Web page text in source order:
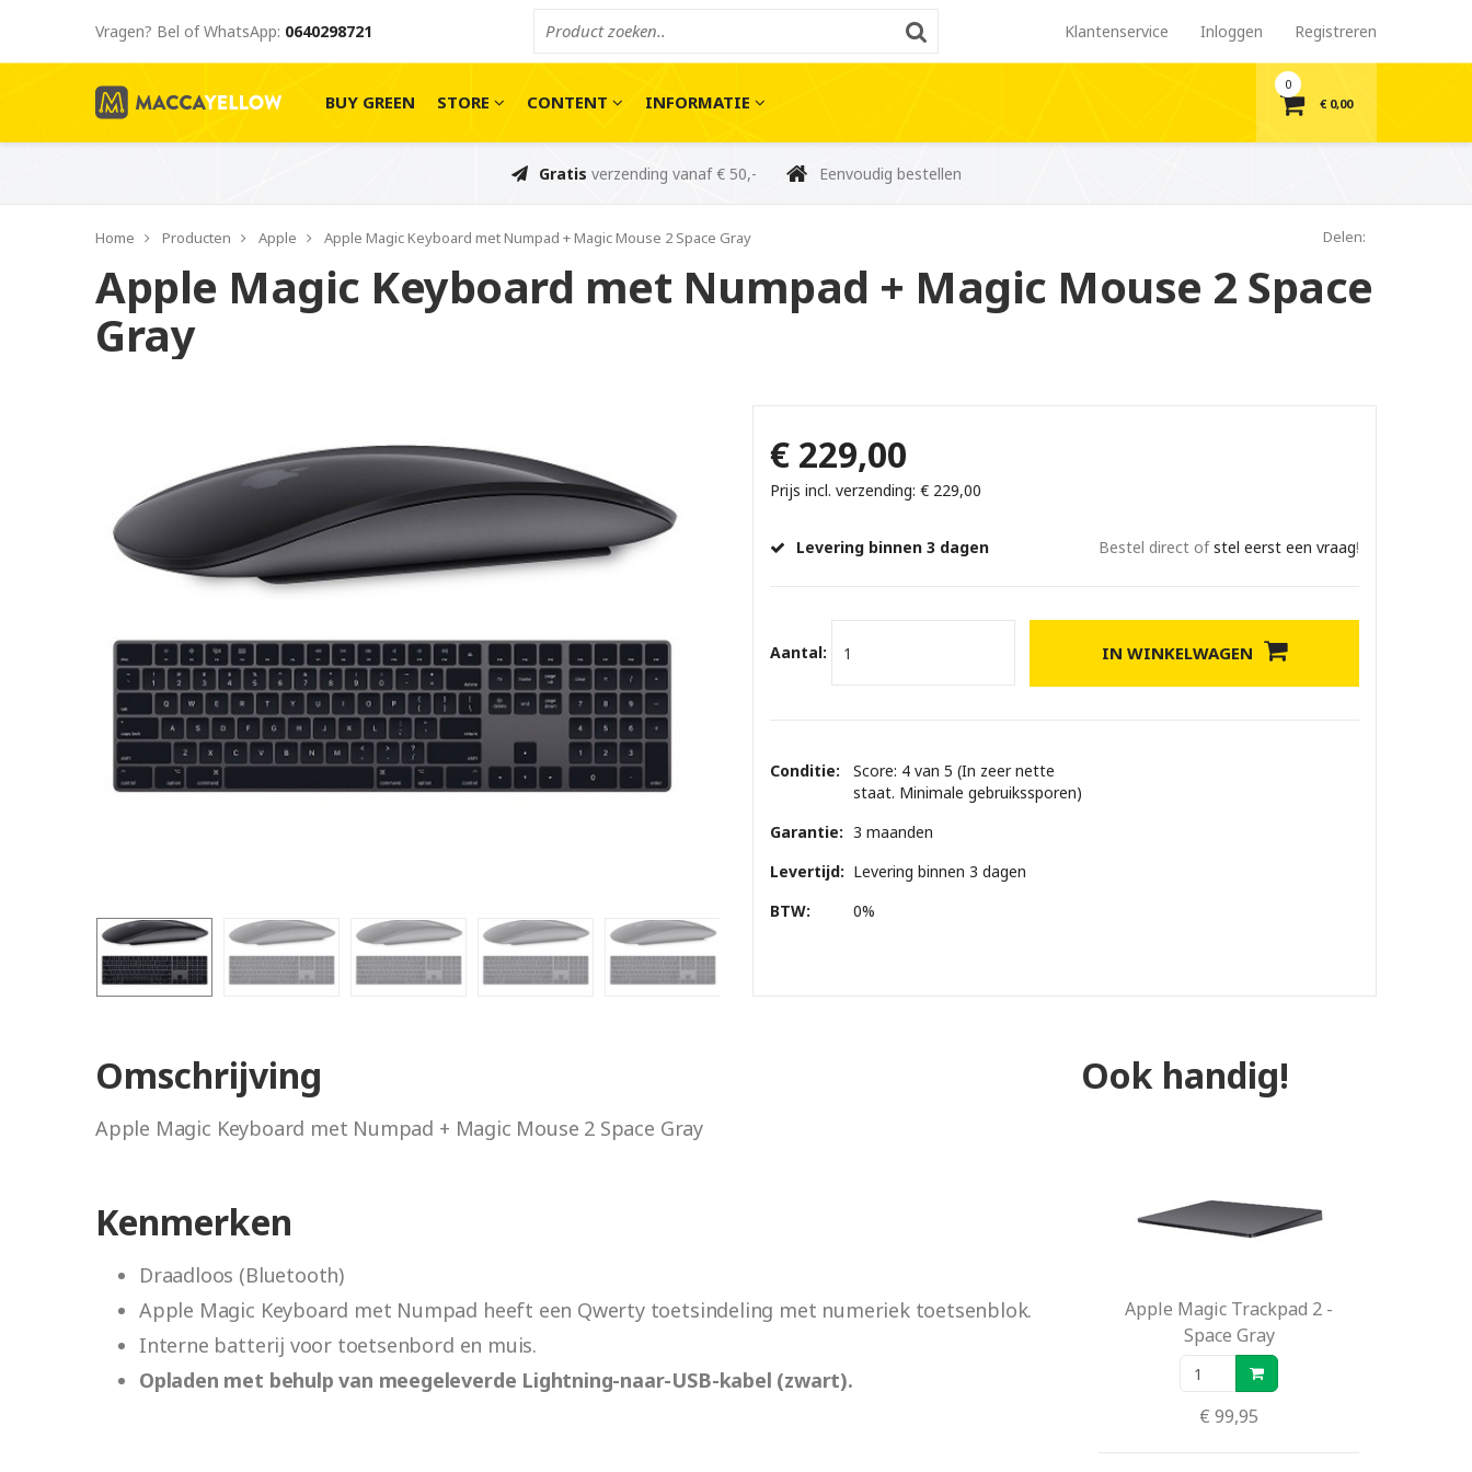
Vragen? Bel of WhatsApp: 0640298721 Klantenservice Inloggen Registreren
BUY GREEN STORE CONTENT INFORMATIE
0
€ 0,00
Gratis verzending vanaf € 50,- Eenvoudig bestellen
Home Producten Apple Apple Magic Keyboard met Numpad + Magic Mouse 2 Space Gray Delen:
Apple Magic Keyboard met Numpad + Magic Mouse 2 Space
Gray
€ 229,00
Prijs incl. verzending: € 229,00
Levering binnen 3 dagen Bestel direct ofstel eerst een vraag!
Aantal: IN WINKELWAGEN
Conditie:
Score: 4 van 5 (In zeer nette
staat. Minimale gebruikssporen)
Garantie: 3 maanden
Levertijd: Levering binnen 3 dagen
BTW:
0%
Omschrijving
Apple Magic Keyboard met Numpad + Magic Mouse 2 Space Gray
Kenmerken
Draadloos (Bluetooth)
Apple Magic Keyboard met Numpad heeft een Qwerty toetsindeling met numeriek toetsenblok.
Interne batterij voor toetsenbord en muis.
Opladen met behulp van meegeleverde Lightning-naar-USB-kabel (zwart).
Ook handig!
Apple Magic Trackpad 2 -
Space Gray
€ 99,95